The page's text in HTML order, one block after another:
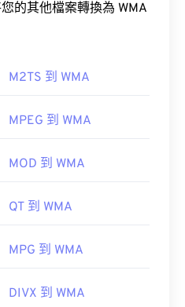
預設視訊播放器中開啟。
無需第三方軟體。
在QuickTime
裝置上，開啟這種檔案類
時，通常表示容器中的資
(MPEG)
？
通常是開啟這些檔案的
檔案類型。
的程式包括VLC 媒體播放
其他檔案轉換為 WMA
M2TS 到 WMA
MPEG 到 WMA
MOD 到 WMA
QT 到 WMA
MPG 到 WMA
DIVX 到 WMA